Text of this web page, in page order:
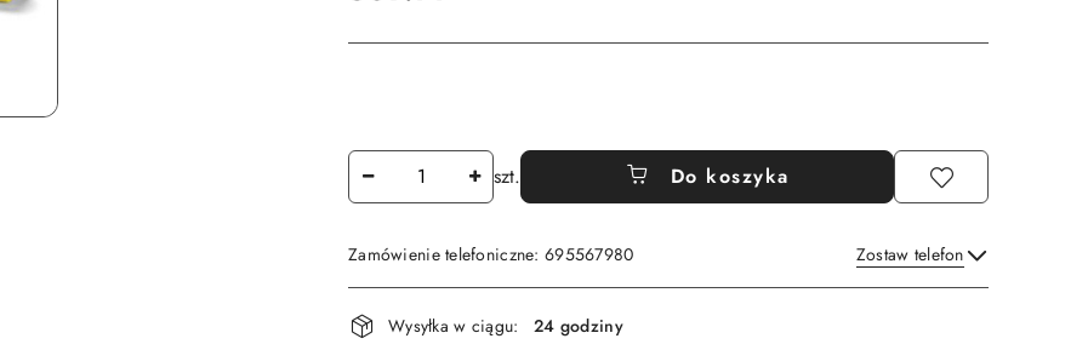
Ilość szt. Do koszyka
Zamówienie telefoniczne: 695567980 Zostaw telefon
Wyślij
Dostępność
Wysyłka w ciągu: 24 godziny